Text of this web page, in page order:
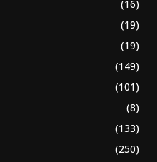
(16)
(19)
(19)
(149)
(101)
(8)
(133)
(250)